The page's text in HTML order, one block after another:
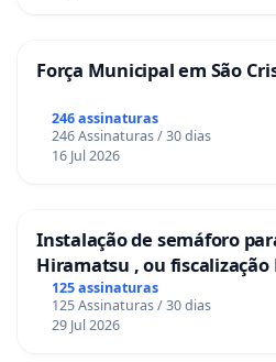
Força Municipal em São
246 assinaturas
246 Assinaturas / 30 dias
16 Jul 2026
Instalação de semáforo
Hiramatsu , ou fiscalização
125 assinaturas
125 Assinaturas / 30 dias
29 Jul 2026